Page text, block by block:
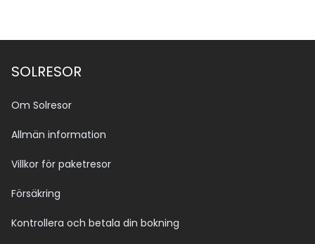
SOLRESOR
Om Solresor
Allmän information
Villkor för paketresor
Försäkring
Kontrollera och betala din bokning